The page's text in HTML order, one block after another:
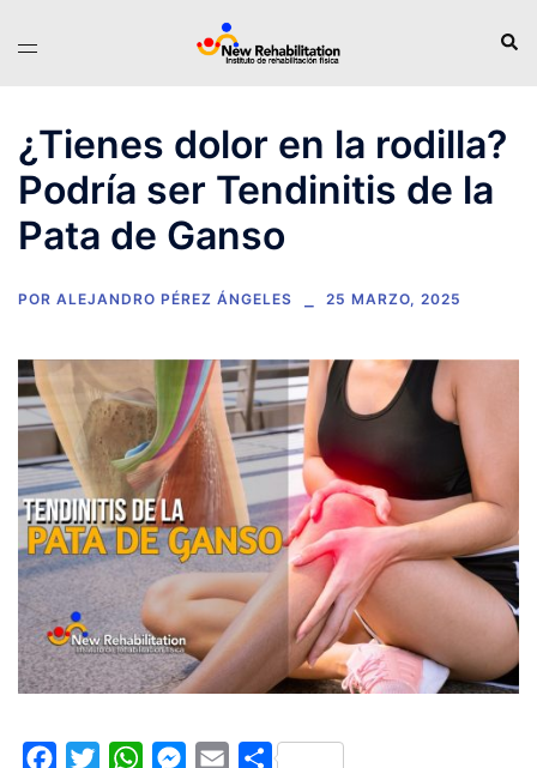
Alternar
¿Tienes dolor en la rodilla?
Podría ser Tendinitis de la
Pata de Ganso
POR ALEJANDRO PÉREZ ÁNGELES 25 MARZO, 2025
FacebookTwitterWhatsAppMessenger
EmailCompartir